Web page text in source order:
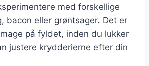
med forskellige
bacon eller grøntsager. Det er
på fyldet, inden du lukker
justere krydderierne efter din